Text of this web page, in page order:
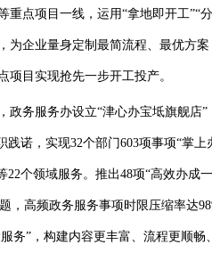
点项目一线，运用“拿地即开工”“
为企业量身定制最简流程、最优方
目实现抢先一步开工投产。
服务办设立“津心办宝坻旗舰店”
诺，实现32个部门603项事项“掌
个领域服务。推出48项“高效办成
，高频政务服务事项时限压缩率达
务”，构建内容更丰富、流程更顺畅